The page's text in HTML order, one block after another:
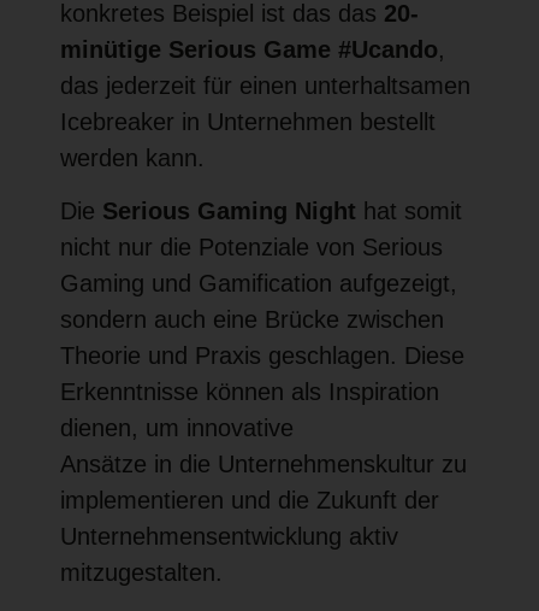
konkretes Beispiel ist das das 20-
minütige Serious Game #Ucando,
das jederzeit für einen unterhaltsamen
Icebreaker in Unternehmen bestellt
werden kann.
Die Serious Gaming Night hat somit
nicht nur die Potenziale von Serious
Gaming und Gamification aufgezeigt,
sondern auch eine Brücke zwischen
Theorie und Praxis geschlagen. Diese
Erkenntnisse können als Inspiration
dienen, um innovative
Ansätze in die Unternehmenskultur zu
implementieren und die Zukunft der
Unternehmensentwicklung aktiv
mitzugestalten.